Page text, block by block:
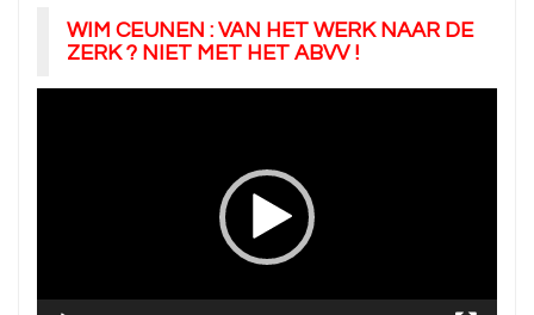
WIM CEUNEN : VAN HET WERK NAAR DE
ZERK ? NIET MET HET ABVV !